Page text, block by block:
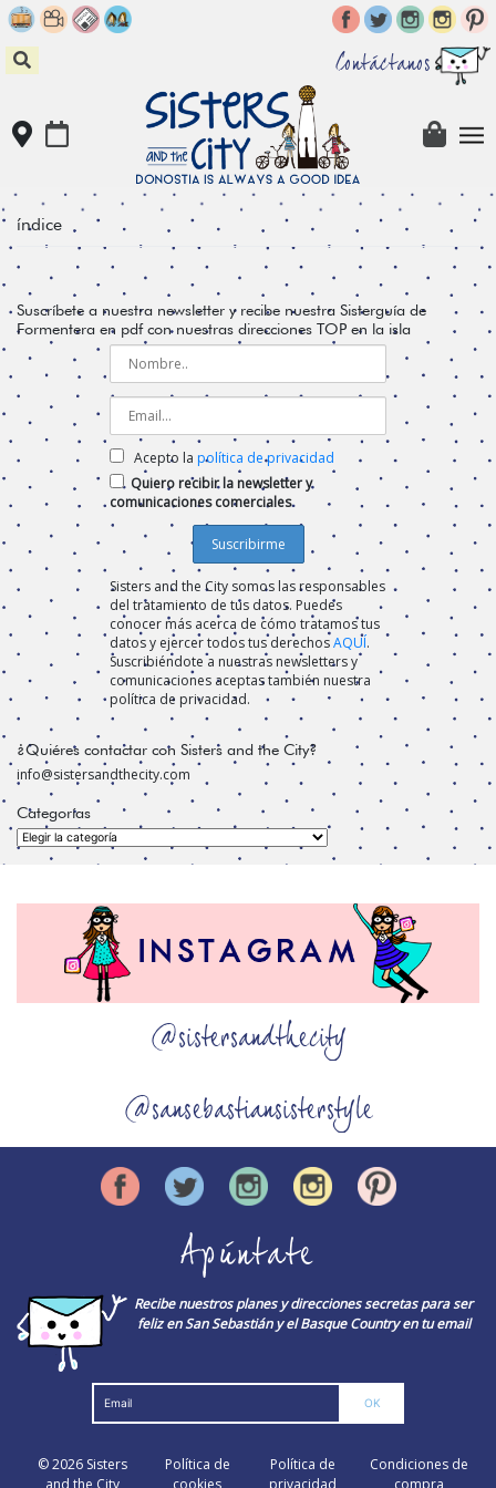
Skip
to
content
Contáctanos
índice
Suscríbete a nuestra newsletter y recibe nuestra Sisterguía de
Formentera en pdf con nuestras direcciones TOP en la isla
Acepto la política de privacidad
Quiero recibir la newsletter y
comunicaciones comerciales
Sisters and the City somos las responsables
del tratamiento de tus datos. Puedes
conocer más acerca de cómo tratamos tus
datos y ejercer todos tus derechosAQUÍ.
Suscribiéndote a nuestras newsletters y
comunicaciones aceptas también nuestra
política de privacidad.
¿Quiéres contactar con Sisters and the City?
info@sistersandthecity.com
Categorías
Categorías
@sistersandthecity
@sansebastiansisterstyle
Apúntate
Recibe nuestros planes y direcciones secretas para ser
feliz en San Sebastián y el Basque Country en tu email
© 2026 Sisters
and the City
Política de
cookies
Política de
privacidad
Condiciones de
compra